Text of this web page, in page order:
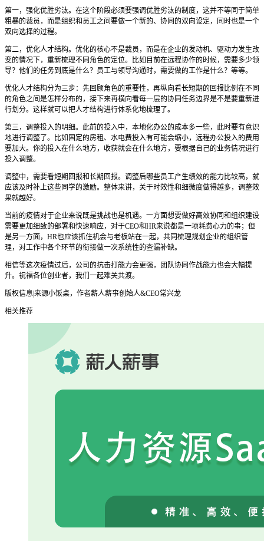
第一，强化优胜劣汰。在这个阶段必须要强调优胜劣汰的制度，这并不等同于简单
粗暴的裁员，而是组织和员工之间要做一个新的、协同的双向设定，同时也是一个
双向选择的过程。
第二，优化人才结构。优化的核心不是裁员，而是在企业的发动机、驱动力发生改
变的情况下，重新梳理不同角色的定位。比如目前在远程协作的时候，需要多少领
导？他们的任务到底是什么？员工与领导沟通时，需要做的工作是什么？等等。
优化人才结构分为三步：先回顾角色的重要性，再纵向看长短期的回报比例在不同
的角色之间是怎样分布的，接下来再横向看每一层的协同任务边界是不是要重新进
行划分。这样就可以把人才结构进行体系化地梳理了。
第三，调整投入的明细。此前的投入中，本地化办公的成本多一些，此时要有意识
地进行调整了。比如固定的房租、水电费投入有可能会缩小，远程办公投入的费用
要加大。你的投入在什么地方，收获就会在什么地方，要根据自己的业务情况进行
投入调整。
调整中，需要看短期回报和长期回报。调整后哪些员工产生绩效的能力比较高，就
应该及时补上这些同学的激励。整体来讲，关于时效性和细微度做得越多，调整效
果就越好。
当前的疫情对于企业来说既是挑战也是机遇。一方面想要做好高效协同和组织建设
需要更加细致的部署和快速响应，对于CEO和HR来说都是一项耗费心力的事；但
是另一方面，HR也应该抓住机会与老板站在一起，共同梳理规划企业的组织管
理，对工作中各个环节的衔接做一次系统性的查漏补缺。
相信等这次疫情过后，公司的抗击打能力会更强，团队协同作战能力也会大幅提
升。祝福各位创业者，我们一起难关共渡。
版权信息|来源小饭桌，作者薪人薪事创始人&CEO常兴龙
相关推荐